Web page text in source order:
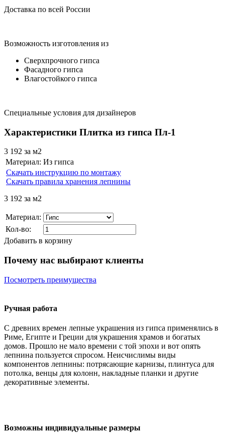
Доставка по всей России
Возможность изготовления из
Сверхпрочного гипса
Фасадного гипса
Влагостойкого гипса
Специальные условия для дизайнеров
Характеристики Плитка из гипса Пл-1
3 192 за м2
Материал: Из гипса
Скачать инструкцию по монтажу
Скачать правила хранения лепнины
3 192 за м2
Материал:
Кол-во:
Добавить в корзину
Почему нас выбирают клиенты
Посмотреть преимущества
Ручная работа
С древних времен лепные украшения из гипса применялись в
Риме, Египте и Греции для украшения храмов и богатых
домов. Прошло не мало времени с той эпохи и вот опять
лепнина пользуется спросом. Неисчислимы виды
компонентов лепнины: потрясающие карнизы, плинтуса для
потолка, венцы для колонн, накладные планки и другие
декоративные элементы.
Возможны индивидуальные размеры